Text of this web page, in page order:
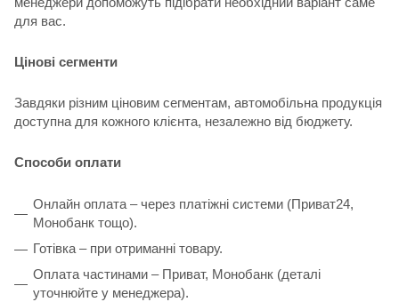
для вас.
Цінові сегменти
Завдяки різним ціновим сегментам, автомобільна продукція
доступна для кожного клієнта, незалежно від бюджету.
Способи оплати
Онлайн оплата – через платіжні системи (Приват24,
Монобанк тощо).
Готівка – при отриманні товару.
Оплата частинами – Приват, Монобанк (деталі
уточнюйте у менеджера).